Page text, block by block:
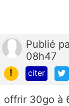
Publié
08h47
!
citer
offrir 30go à